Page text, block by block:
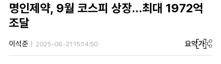
명인제약, 9월 코스피 상장…최대 1972억
조달
이석준 2025-08-21 15:14:50 요약가